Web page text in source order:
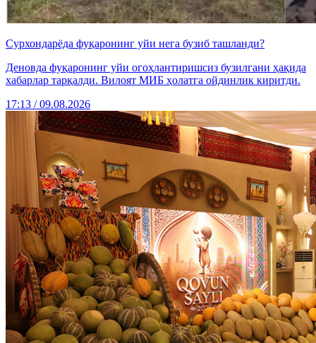
Сурхондарёда фуқаронинг уйи нега бузиб ташланди?
Деновда фуқаронинг уйи огоҳлантиришсиз бузилгани ҳақида
хабарлар тарқалди. Вилоят МИБ ҳолатга ойдинлик киритди.
17:13 / 09.08.2026